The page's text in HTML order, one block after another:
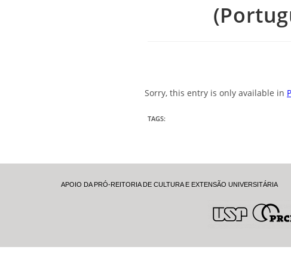
Sorry, this entry is only available in
TAGS:
APOIO DA PRÓ-REITORIA DE CULTURA E EXTENSÃO UNIVERSITÁRIA